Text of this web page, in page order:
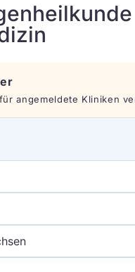
angemeldete Kliniken